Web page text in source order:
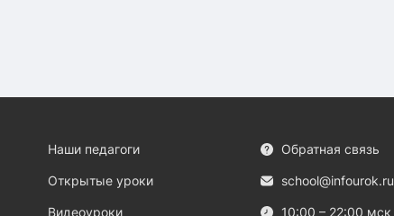
Наши педагоги
Открытые уроки
Видеоуроки
Обратная связь
school@infourok.ru
10:00 – 22:00 мск